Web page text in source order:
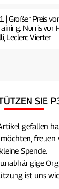
| Großer Preis
Norris vor
Leclerc Vierter
SIE
gefallen
freuen
kleine Spende.
ist uns